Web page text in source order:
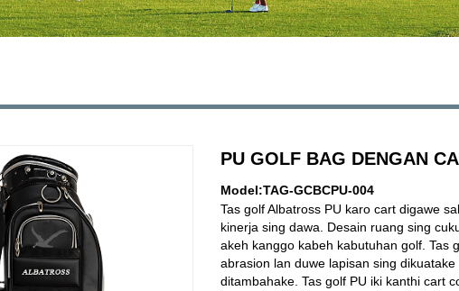
PU GOLF BAG DENGAN
Model:TAG-GCBCPU-004
Tas golf Albatross PU karo cart digawe
kinerja sing dawa. Desain ruang sing
akeh kanggo kabeh kabutuhan golf. Tas
abrasion lan duwe lapisan sing
ditambahake. Tas golf PU iki kanthi cart